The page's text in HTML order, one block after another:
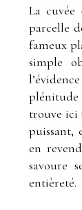
La cuvée
parcelle
fameux
simple
trouve ici
puissant,
en
savoure
entièreté.